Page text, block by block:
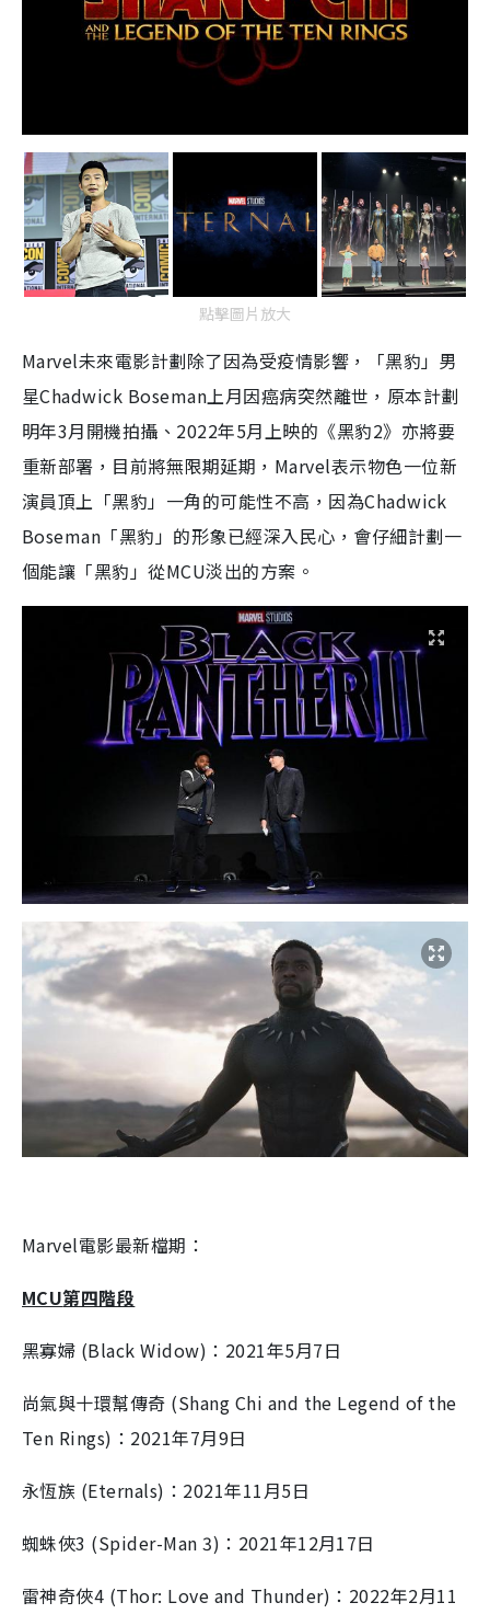
點擊圖片放大
Marvel未來電影計劃除了因為受疫情影響，「黑豹」男
星Chadwick Boseman 上月因癌病突然離世，原本計劃
明年3月開機拍攝、 2022年5月上映的《黑豹2》亦將要
重新部署，目前將無限期延期， Marvel表示物色一位新
演員頂上「黑豹」一角的可能性不高，因為Chadwick
Boseman 「黑豹」的形象已經深入民心，會仔細計劃一
個能讓「黑豹」從MCU淡出的方案。
Marvel電影最新檔期：
MCU第四階段
黑寡婦 (Black Widow) ： 2021年5月7日
尚氣與十環幫傳奇 (Shang Chi and the Legend of the
Ten Rings) ： 2021年7月9日
永恆族 (Eternals) ： 2021年11月5日
蜘蛛俠3 (Spider-Man 3) ： 2021年12月17日
雷神奇俠4 (Thor: Love and Thunder) ： 2022年2月11